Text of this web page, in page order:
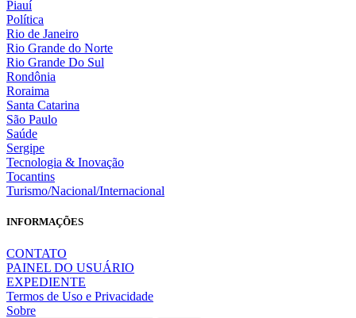
Piauí
Política
Rio de Janeiro
Rio Grande do Norte
Rio Grande Do Sul
Rondônia
Roraima
Santa Catarina
São Paulo
Saúde
Sergipe
Tecnologia & Inovação
Tocantins
Turismo/Nacional/Internacional
INFORMAÇÕES
CONTATO
PAINEL DO USUÁRIO
EXPEDIENTE
Termos de Uso e Privacidade
Sobre